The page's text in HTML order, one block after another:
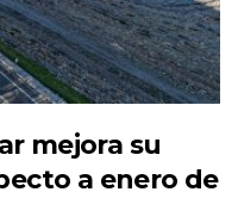
mejora su
a enero de